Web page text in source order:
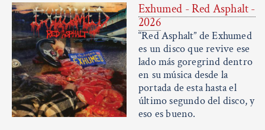
Exhumed - Red Asphalt -
2026
“Red Asphalt” de Exhumed
es un disco que revive ese
lado más goregrind dentro
en su música desde la
portada de esta hasta el
último segundo del disco, y
eso es bueno.